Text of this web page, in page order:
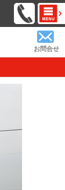
お問合せ